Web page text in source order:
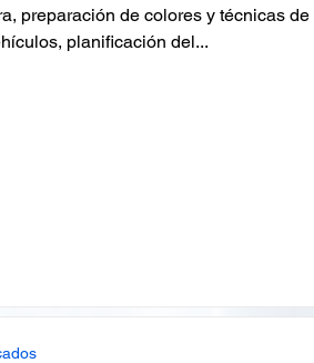
preparación de colores y técnicas de
planificación del...